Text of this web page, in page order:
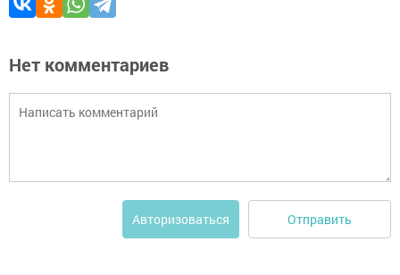
Нет комментариев
Авторизоваться Отправить